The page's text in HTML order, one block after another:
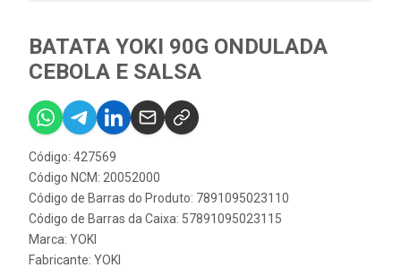
BATATA YOKI 90G ONDULADA
CEBOLA E SALSA
Código: 427569
Código NCM: 20052000
Código de Barras do Produto: 7891095023110
Código de Barras da Caixa: 57891095023115
Marca: YOKI
Fabricante: YOKI